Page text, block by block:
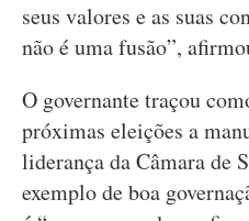
seus valores e as suas
não é uma fusão”,
O governante traçou
próximas eleições a
liderança da Câmara de
exemplo de boa